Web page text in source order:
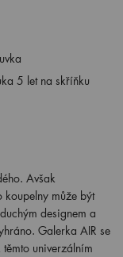
5 let na skříňku
Avšak
může být
designem a
Galerka AIR se
univerzálním